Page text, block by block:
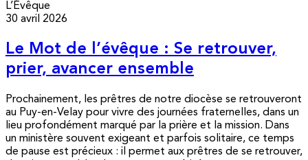
L’Évêque
30 avril 2026
Le Mot de l’évêque : Se retrouver,
prier, avancer ensemble
Prochainement, les prêtres de notre diocèse se retrouveront
au Puy-en-Velay pour vivre des journées fraternelles, dans un
lieu profondément marqué par la prière et la mission. Dans
un ministère souvent exigeant et parfois solitaire, ce temps
de pause est précieux : il permet aux prêtres de se retrouver,